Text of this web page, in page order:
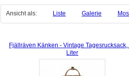
Ansicht als: Liste Galerie
Fjällräven Känken - Vintage Tagesrucksack,
Liter